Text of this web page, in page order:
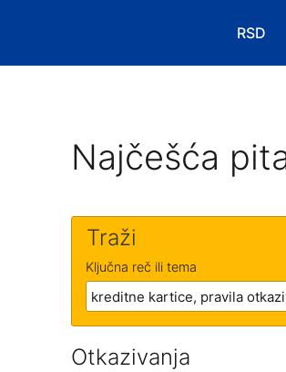
RSD
Najčešća
Traži
Ključna reč ili tema
Otkazivanja